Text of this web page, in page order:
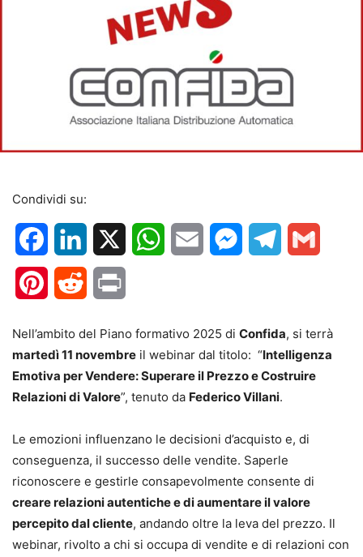
Condividi su:
FacebookLinkedIn WhatsApp
Email MessengerTelegram
PinterestReddit
Nell’ambito del Piano formativo 2025 di Confida, si terrà
martedì 11 novembre il webinar dal titolo: “Intelligenza
Emotiva per Vendere: Superare il Prezzo e Costruire
Relazioni di Valore”, tenuto da Federico Villani.
Le emozioni influenzano le decisioni d’acquisto e, di
conseguenza, il successo delle vendite. Saperle
riconoscere e gestirle consapevolmente consente di
creare relazioni autentiche e di aumentare il valore
percepito dal cliente, andando oltre la leva del prezzo. Il
webinar, rivolto a chi si occupa di vendite e di relazioni con